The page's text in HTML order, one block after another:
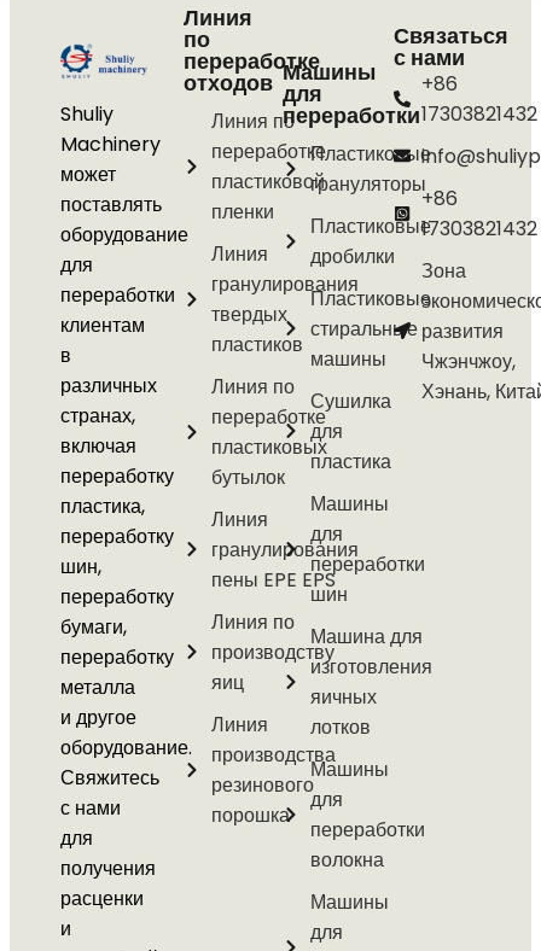
Shuliy
Machinery
может
поставлять
оборудование
для
переработки
клиентам
в
различных
странах,
включая
переработку
пластика,
переработку
шин,
переработку
бумаги,
переработку
металла
и другое
оборудование.
Свяжитесь
с нами
для
получения
расценки
и
Линия
по
переработке
отходов
Линия по
переработке
пластиковой
пленки
Линия
гранулирования
твердых
пластиков
Линия по
переработке
пластиковых
бутылок
Линия
гранулирования
пены EPE EPS
Линия по
производству
яиц
Линия
производства
резинового
порошка
Машины
для
переработки
Пластиковые
грануляторы
Пластиковые
дробилки
Пластиковые
стиральные
машины
Сушилка
для
пластика
Машины
для
переработки
шин
Машина для
изготовления
яичных
лотков
Машины
для
переработки
волокна
Машины
для
Связаться
с нами
+86
17303821432
+86
17303821432
Зона
развития
Чжэнчжоу,
Хэнань,